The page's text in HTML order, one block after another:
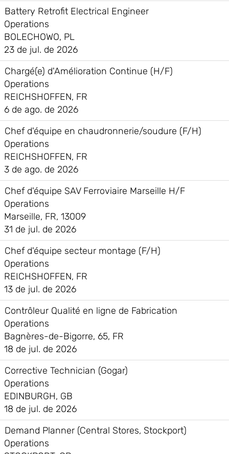
Battery Retrofit Electrical Engineer
Operations
BOLECHOWO, PL
23 de jul. de 2026
Chargé(e) d'Amélioration Continue (H/F)
Operations
REICHSHOFFEN, FR
6 de ago. de 2026
Chef d'équipe en chaudronnerie/soudure (F/H)
Operations
REICHSHOFFEN, FR
3 de ago. de 2026
Chef d'équipe SAV Ferroviaire Marseille H/F
Operations
Marseille, FR, 13009
31 de jul. de 2026
Chef d'équipe secteur montage (F/H)
Operations
REICHSHOFFEN, FR
13 de jul. de 2026
Contrôleur Qualité en ligne de Fabrication
Operations
Bagnères-de-Bigorre, 65, FR
18 de jul. de 2026
Corrective Technician (Gogar)
Operations
EDINBURGH, GB
18 de jul. de 2026
Demand Planner (Central Stores, Stockport)
Operations